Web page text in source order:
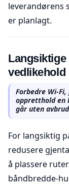
leverandørens
er planlagt.
vedlikehold
Forbedre Wi-
oppretthold
går uten
For langsiktig
redusere
å plassere
båndbredde-